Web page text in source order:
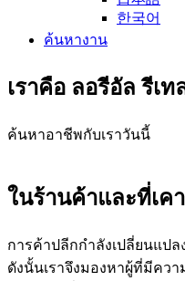
한국어
ค้นหางาน
เราคือ ลอรีอัล รีเท
ค้นหาอาชีพกับเราวันนี้
ในร้านค้าและที่เค
การค้าปลีกกำลังเปลี่ยนแปล
ดังนั้นเราจึงมองหาผู้ที่มีคว